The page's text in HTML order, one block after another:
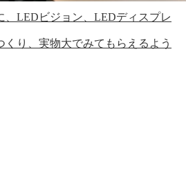
、LEDビジョン、LEDディスプレ
くり、実物大でみてもらえるよう